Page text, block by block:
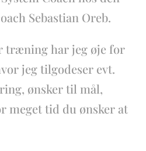
Sebastian Oreb.
træning har jeg øje for
jeg tilgodeser evt.
ønsker til mål,
meget tid du ønsker at